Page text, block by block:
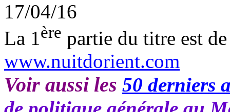
17/04/16
La 1ère partie du titre est
www.nuitdorient.com
Voir aussi les 50 derniers